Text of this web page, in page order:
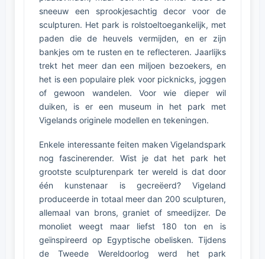
sneeuw een sprookjesachtig decor voor de
sculpturen. Het park is rolstoeltoegankelijk, met
paden die de heuvels vermijden, en er zijn
bankjes om te rusten en te reflecteren. Jaarlijks
trekt het meer dan een miljoen bezoekers, en
het is een populaire plek voor picknicks, joggen
of gewoon wandelen. Voor wie dieper wil
duiken, is er een museum in het park met
Vigelands originele modellen en tekeningen.
Enkele interessante feiten maken Vigelandspark
nog fascinerender. Wist je dat het park het
grootste sculpturenpark ter wereld is dat door
één kunstenaar is gecreëerd? Vigeland
produceerde in totaal meer dan 200 sculpturen,
allemaal van brons, graniet of smeedijzer. De
monoliet weegt maar liefst 180 ton en is
geïnspireerd op Egyptische obelisken. Tijdens
de Tweede Wereldoorlog werd het park